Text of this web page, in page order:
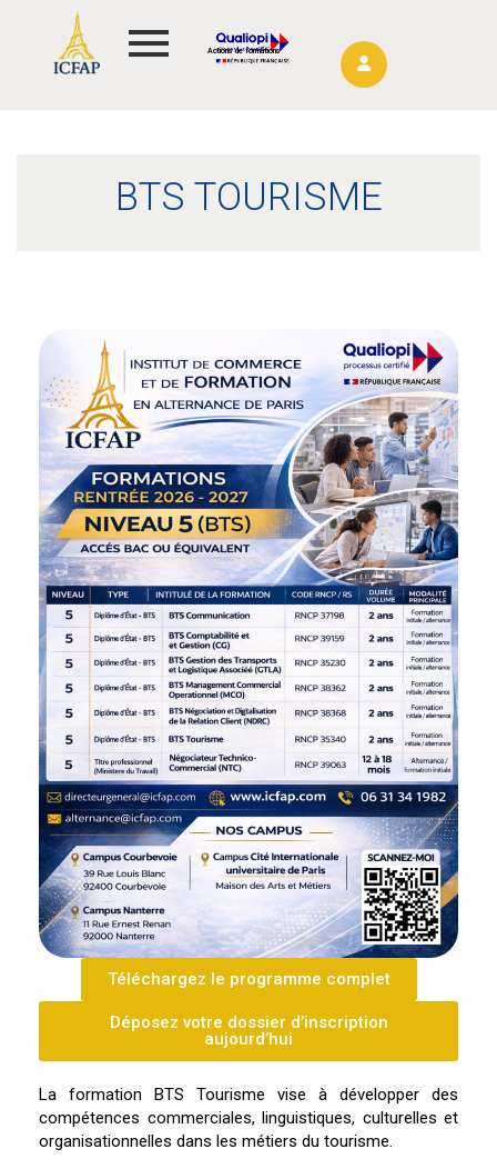
Actions de formations
BTS TOURISME
Téléchargez le programme complet
Déposez votre dossier d’inscription
aujourd’hui
La formation BTS Tourisme vise à développer des
compétences commerciales, linguistiques, culturelles et
organisationnelles dans les métiers du tourisme.